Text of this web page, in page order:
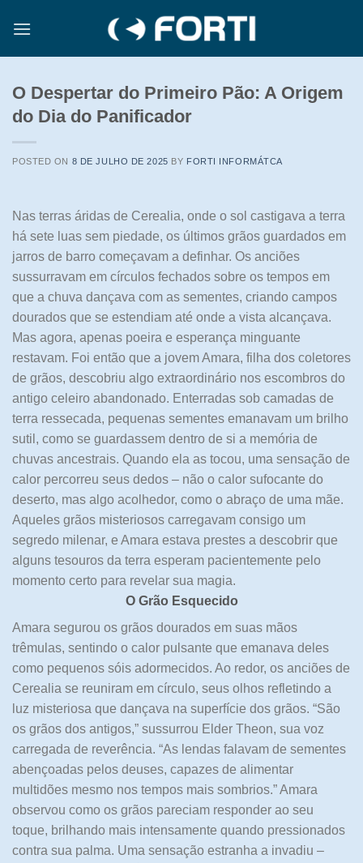
O Despertar do Primeiro Pão: A Origem
do Dia do Panificador
POSTED ON 8 DE JULHO DE 2025 BY FORTI INFORMÁTCA
Nas terras áridas de Cerealia, onde o sol castigava a terra
há sete luas sem piedade, os últimos grãos guardados em
jarros de barro começavam a definhar. Os anciões
sussurravam em círculos fechados sobre os tempos em
que a chuva dançava com as sementes, criando campos
dourados que se estendiam até onde a vista alcançava.
Mas agora, apenas poeira e esperança minguante
restavam. Foi então que a jovem Amara, filha dos coletores
de grãos, descobriu algo extraordinário nos escombros do
antigo celeiro abandonado. Enterradas sob camadas de
terra ressecada, pequenas sementes emanavam um brilho
sutil, como se guardassem dentro de si a memória de
chuvas ancestrais. Quando ela as tocou, uma sensação de
calor percorreu seus dedos – não o calor sufocante do
deserto, mas algo acolhedor, como o abraço de uma mãe.
Aqueles grãos misteriosos carregavam consigo um
segredo milenar, e Amara estava prestes a descobrir que
alguns tesouros da terra esperam pacientemente pelo
momento certo para revelar sua magia.
O Grão Esquecido
Amara segurou os grãos dourados em suas mãos
trêmulas, sentindo o calor pulsante que emanava deles
como pequenos sóis adormecidos. Ao redor, os anciões de
Cerealia se reuniram em círculo, seus olhos refletindo a
luz misteriosa que dançava na superfície dos grãos. “São
os grãos dos antigos,” sussurrou Elder Theon, sua voz
carregada de reverência. “As lendas falavam de sementes
abençoadas pelos deuses, capazes de alimentar
multidões mesmo nos tempos mais sombrios.” Amara
observou como os grãos pareciam responder ao seu
toque, brilhando mais intensamente quando pressionados
contra sua palma. Uma sensação estranha a invadiu –